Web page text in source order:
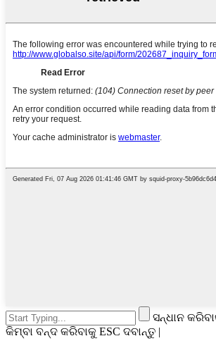
ସନ୍ଧାନ
କିମ୍ବା ବନ୍ଦ କରିବାକୁ ESC ଦବାନ୍ତୁ |